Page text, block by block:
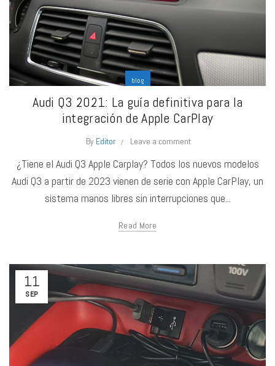
blog
Audi Q3 2021: La guía definitiva para la
integración de Apple CarPlay
By Editor Leave a comment
¿Tiene el Audi Q3 Apple Carplay? Todos los nuevos modelos
Audi Q3 a partir de 2023 vienen de serie con Apple CarPlay, un
sistema manos libres sin interrupciones que...
Read More
11
SEP